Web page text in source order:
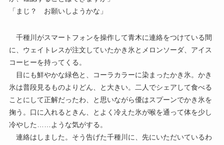
「まじ？ お願いしようかな」
千種川がスマートフォンを操作して青木に連絡をつけている間
に、ウェイトレスが注文していたかき氷とメロンソーダ、アイス
コーヒーを持ってくる。
目にも鮮やかな緑色と、コーラカラーに染まったかき氷。かき
氷は普段見るものよりどん、と大きい。二人でシェアして食べる
ことにして正解だったわ、と思いながら優はスプーンでかき氷を
掬う。口に入れるときん、とよく冷えた氷が喉を通って体を少し
冷やした……ような気がする。
連絡はしました。そう告げた千種川に、先にいただいているわ